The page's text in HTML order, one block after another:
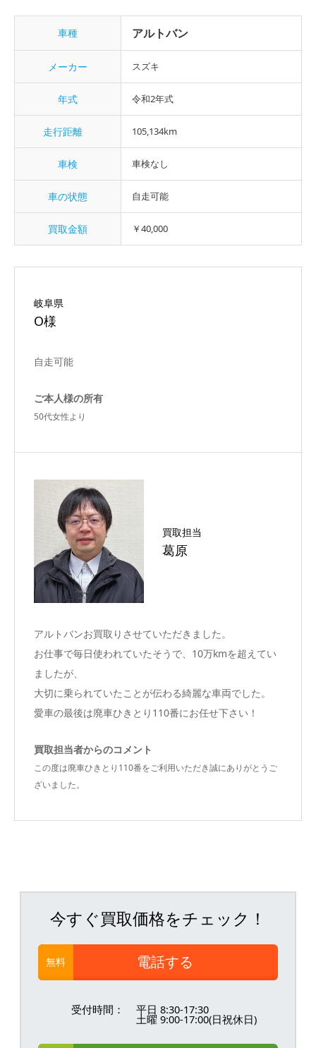
車種 アルトバン
メーカー スズキ
年式 令和2年式
走行距離 105,134km
車検 車検なし
車の状態 自走可能
買取金額 ￥40,000
岐阜県
O様
自走可能
ご本人様の所有
50代女性より
買取担当
葛原
アルトバンお買取りさせていただきました。
お仕事で毎日使われていたそうで、10万kmを超えてい
ましたが、
大切に乗られていたことが伝わる綺麗な車両でした。
愛車の最後は廃車ひきとり110番にお任せ下さい！
買取担当者からのコメント
この度は廃車ひきとり110番をご利用いただき誠にありがとうご
ざいました。
今すぐ買取価格をチェック！
無料 電話する
受付時間： 平日 8:30-17:30
土曜 9:00-17:00(日祝休日)